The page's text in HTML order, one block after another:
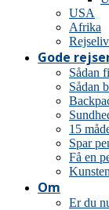
USA
Afrika
Rejseliv
Gode
Sådan
Sådan
15
Spar
Få en
Om
Er du